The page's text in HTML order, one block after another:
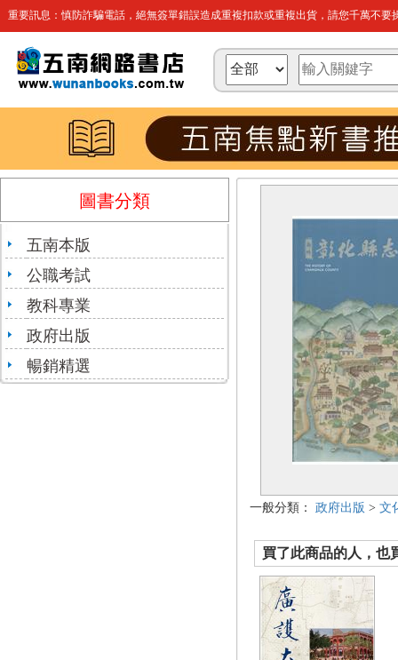
重要訊息：慎防詐騙電話，絕無簽單錯誤造成重複扣款或重複出貨，請您千萬不要
圖書分類
五南本版
公職考試
教科專業
政府出版
暢銷精選
一般分類： 政府出版 > 文
買了此商品的人，也